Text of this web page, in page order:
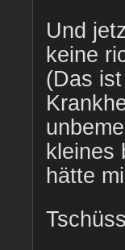
Und
keine
(Das
kleines
hätte